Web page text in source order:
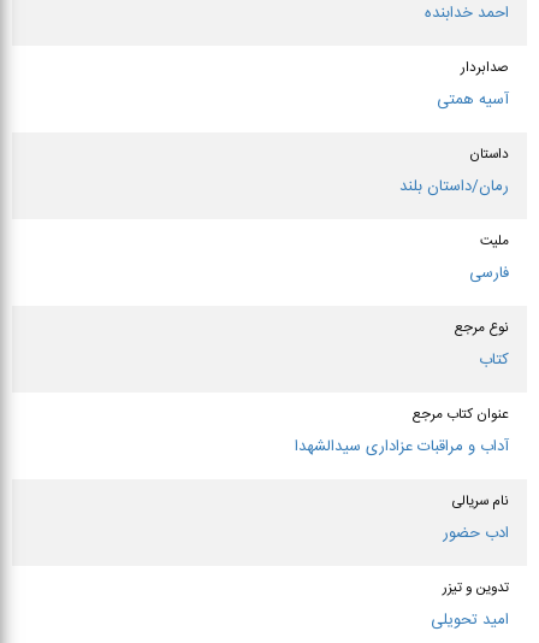
احمد خدابنده
صدابردار
آسیه همتی
داستان
رمان/داستان بلند
ملیت
فارسی
نوع مرجع
کتاب
عنوان كتاب مرجع
آداب و مراقبات عزاداری سیدالشهدا
نام سریالی
ادب حضور
تدوین و تیزر
امید تحویلی